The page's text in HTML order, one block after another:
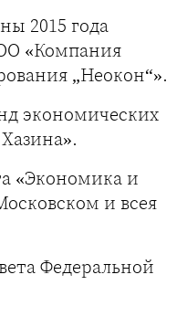
2015 года
«Компания
„Неокон“».
экономических
«Экономика и
и всея
Федеральной